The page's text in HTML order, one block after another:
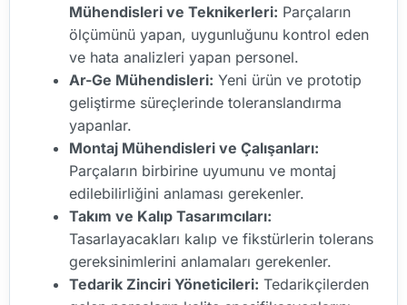
Mühendisleri ve Teknikerleri: Parçaların
ölçümünü yapan, uygunluğunu kontrol eden
ve hata analizleri yapan personel.
Ar-Ge Mühendisleri: Yeni ürün ve prototip
geliştirme süreçlerinde toleranslandırma
yapanlar.
Montaj Mühendisleri ve Çalışanları:
Parçaların birbirine uyumunu ve montaj
edilebilirliğini anlaması gerekenler.
Takım ve Kalıp Tasarımcıları:
Tasarlayacakları kalıp ve fikstürlerin tolerans
gereksinimlerini anlamaları gerekenler.
Tedarik Zinciri Yöneticileri: Tedarikçilerden